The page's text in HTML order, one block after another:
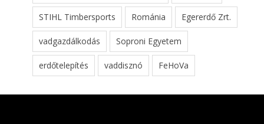
STIHL Timbersports Románia Egererdő Zrt.
vadgazdálkodás Soproni Egyetem
erdőtelepítés vaddisznó FeHoVa